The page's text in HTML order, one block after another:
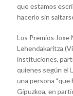
que estamos
hacerlo sin
Los Premios Joxe
Lehendakaritza
instituciones,
quienes según el
una persona
Gipuzkoa, en